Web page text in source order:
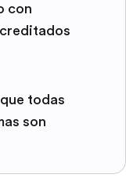
con
todas
son